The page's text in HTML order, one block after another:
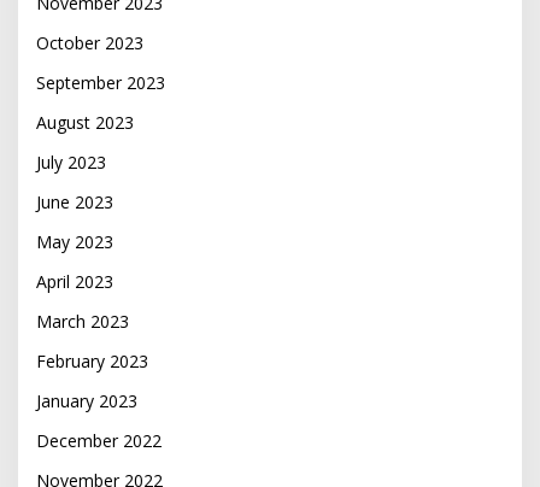
October 2023
September 2023
August 2023
July 2023
June 2023
May 2023
April 2023
March 2023
February 2023
January 2023
December 2022
November 2022